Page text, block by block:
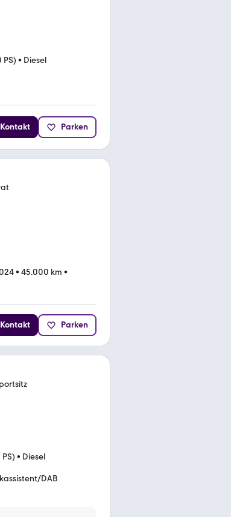
PS) • Diesel
Kontakt Parken
• 45.000 km •
Kontakt Parken
• Diesel
DAB